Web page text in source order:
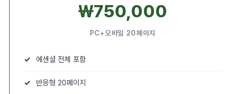
₩750,000
PC+모바일 20페이지
에센셜 전체 포함
반응형 20페이지